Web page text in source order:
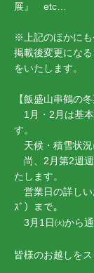
展』 etc…
※上記のほかにも
掲載後変更にな
をいたします。
【飯盛山串鶴の
1月・2月は基本
す。
天候・積雪状況
尚、2月第2週
たします。
営業日の詳しい
ｽﾞ）まで。
3月1日㈫から通
皆様のお越しを